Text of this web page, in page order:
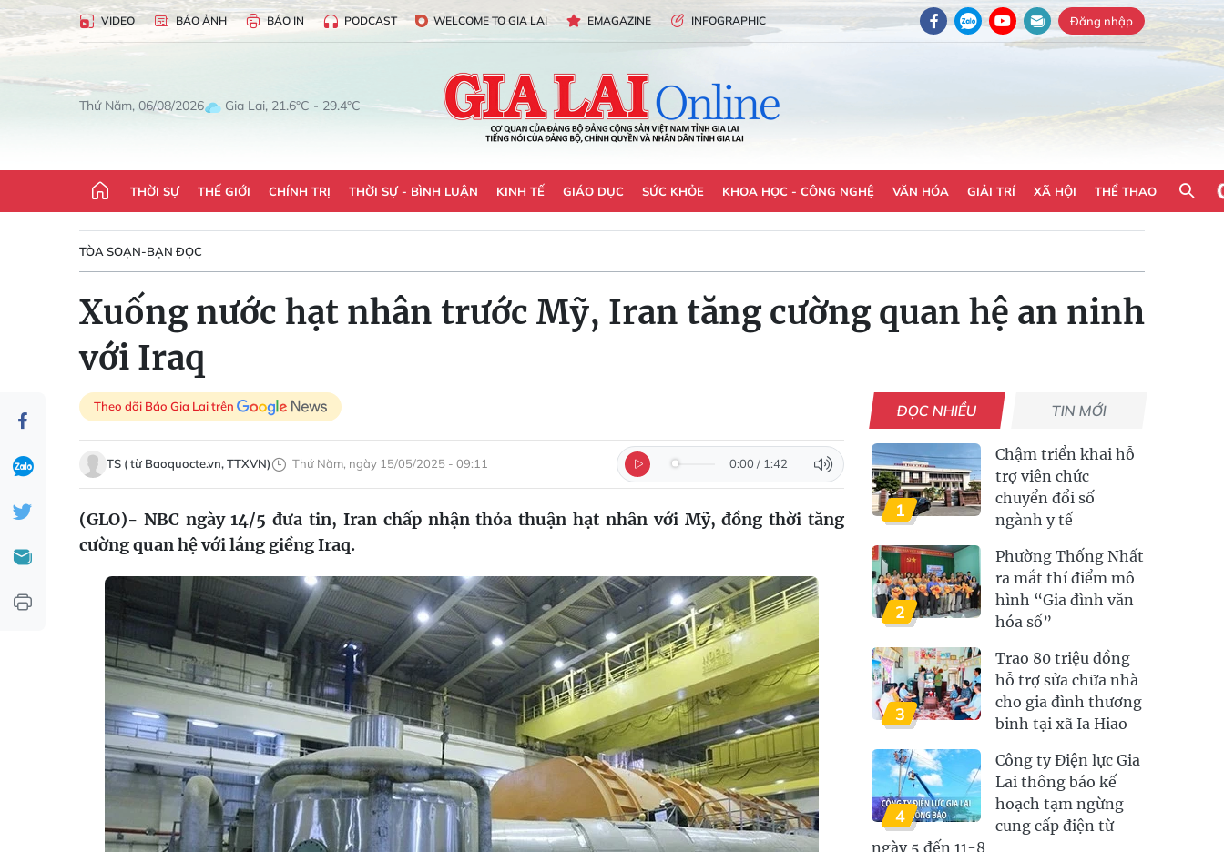
VIDEO BÁO ẢNH BÁO IN PODCAST WELCOME TO GIA LAI EMAGAZINE INFOGRAPHIC Đăng nhập
Thứ Năm, 06/08/2026 Gia Lai, 21.6°C - 29.4°C
THỜI SỰ THẾ GIỚI CHÍNH TRỊ THỜI SỰ - BÌNH LUẬN KINH TẾ GIÁO DỤC SỨC KHỎE KHOA HỌC - CÔNG NGHỆ VĂN HÓA GIẢI TRÍ XÃ HỘI THỂ THAO
TÒA SOẠN-BẠN ĐỌC
Xuống nước hạt nhân trước Mỹ, Iran tăng cường quan hệ an ninh
với Iraq
Theo dõi Báo Gia Lai trên
TS ( từ Baoquocte.vn, TTXVN) Thứ Năm, ngày 15/05/2025 - 09:11 0:00 / 1:42
(GLO)- NBC ngày 14/5 đưa tin, Iran chấp nhận thỏa thuận hạt nhân với Mỹ, đồng thời tăng
cường quan hệ với láng giềng Iraq.
ĐỌC NHIỀU TIN MỚI
1
Chậm triển khai hỗ
trợ viên chức
chuyển đổi số
ngành y tế
2
Phường Thống Nhất
ra mắt thí điểm mô
hình “Gia đình văn
hóa số”
3
Trao 80 triệu đồng
hỗ trợ sửa chữa nhà
cho gia đình thương
binh tại xã Ia Hiao
4
Công ty Điện lực Gia
Lai thông báo kế
hoạch tạm ngừng
cung cấp điện từ
ngày 5 đến 11-8